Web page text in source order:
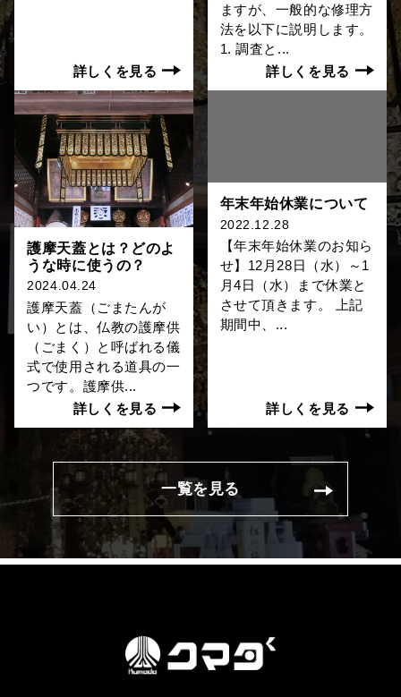
詳しくを見る
ますが、一般的な修理方
法を以下に説明します。
1. 調査と...
詳しくを見る
護摩天蓋とは？どのよ
うな時に使うの？
2024.04.24
護摩天蓋（ごまたんが
い）とは、仏教の護摩供
（ごまく）と呼ばれる儀
式で使用される道具の一
つです。護摩供...
詳しくを見る
年末年始休業について
2022.12.28
【年末年始休業のお知ら
せ】12月28日（水）～1
月4日（水）まで休業と
させて頂きます。 上記
期間中、...
詳しくを見る
一覧を見る